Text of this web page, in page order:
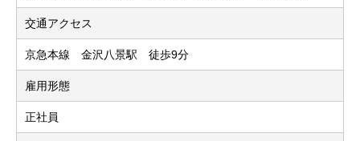
交通アクセス
京急本線 金沢八景駅 徒歩9分
雇用形態
正社員